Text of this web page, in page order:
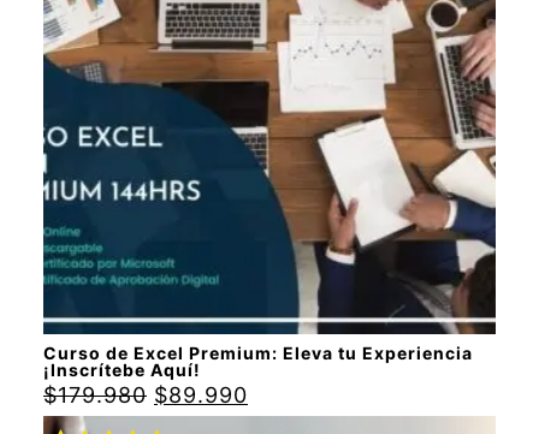
Curso de Excel Premium: Eleva tu Experiencia
¡Inscrítebe Aquí!
$179.980 $89.990